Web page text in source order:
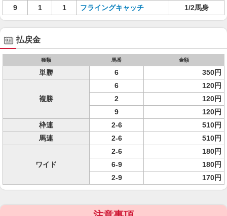
9
1 1 フライングキャッチ 1/2馬身
払戻金
種類 馬番 金額
単勝 6 350円
複勝
6
120円
2
120円
9
120円
枠連
2-6
510円
馬連
2-6 510円
ワイド
2-6
180円
6-9
180円
2-9
170円